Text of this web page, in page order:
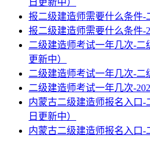
报二级建造师需要什么条件
报二级建造师需要什么条件-
二级建造师考试一年几次-二
更新中）
二级建造师考试一年几次-
二级建造师考试一年几次-
内蒙古二级建造师报名入口
日更新中）
内蒙古二级建造师报名入口